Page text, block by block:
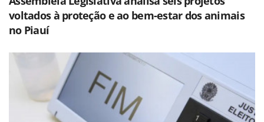
voltados à proteção e ao bem-estar dos animais
no Piauí